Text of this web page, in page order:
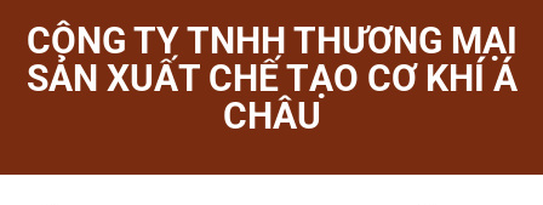
CÔNG TY TNHH THƯƠNG MẠI
SẢN XUẤT CHẾ TẠO CƠ KHÍ Á
CHÂU